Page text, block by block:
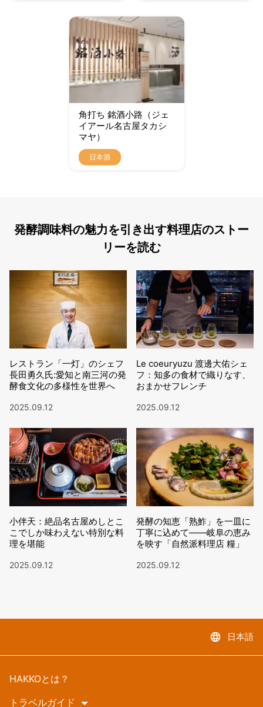
角打ち 銘酒小路（ジェ
イアール名古屋タカシ
マヤ）
日本酒
発酵調味料の魅力を引き出す料理店のストー
リーを読む
レストラン「一灯」のシェフ
長田勇久氏:愛知と南三河の発
酵食文化の多様性を世界へ
2025.09.12
Le coeuryuzu 渡邊大佑シェ
フ：知多の食材で織りなす、
おまかせフレンチ
2025.09.12
小伴天：絶品名古屋めしとこ
こでしか味わえない特別な料
理を堪能
2025.09.12
発酵の知恵「熟鮓」を一皿に
丁寧に込めて——岐阜の恵み
を映す「自然派料理店 糧」
2025.09.12
language 日本語
HAKKOとは？
トラベルガイド